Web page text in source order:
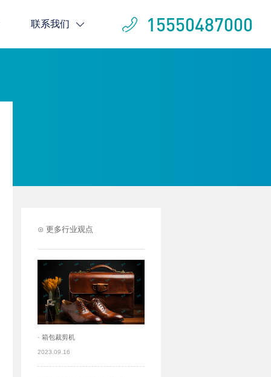
联系我们 15550487000
⊙ 更多行业观点
· 箱包裁剪机
2023.09.16